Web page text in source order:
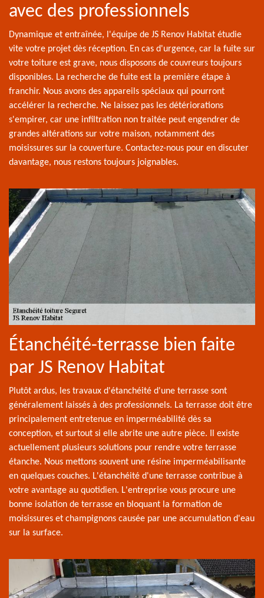
avec des professionnels
Dynamique et entraînée, l'équipe de JS Renov Habitat étudie
vite votre projet dès réception. En cas d'urgence, car la fuite sur
votre toiture est grave, nous disposons de couvreurs toujours
disponibles. La recherche de fuite est la première étape à
franchir. Nous avons des appareils spéciaux qui pourront
accélérer la recherche. Ne laissez pas les détériorations
s'empirer, car une infiltration non traitée peut engendrer de
grandes altérations sur votre maison, notamment des
moisissures sur la couverture. Contactez-nous pour en discuter
davantage, nous restons toujours joignables.
Étanchéité-terrasse bien faite
par JS Renov Habitat
Plutôt ardus, les travaux d'étanchéité d'une terrasse sont
généralement laissés à des professionnels. La terrasse doit être
principalement entretenue en imperméabilité dès sa
conception, et surtout si elle abrite une autre pièce. Il existe
actuellement plusieurs solutions pour rendre votre terrasse
étanche. Nous mettons souvent une résine imperméabilisante
en quelques couches. L'étanchéité d'une terrasse contribue à
votre avantage au quotidien. L'entreprise vous procure une
bonne isolation de terrasse en bloquant la formation de
moisissures et champignons causée par une accumulation d'eau
sur la surface.